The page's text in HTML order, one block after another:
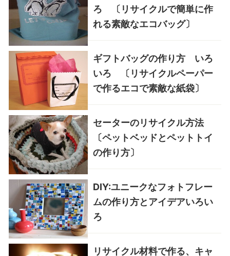
ろ 〔リサイクルで簡単に作
れる素敵なエコバッグ〕
ギフトバッグの作り方 いろ
いろ 〔リサイクルペーパー
で作るエコで素敵な紙袋〕
セーターのリサイクル方法
〔ペットベッドとペットトイ
の作り方〕
DIY:ユニークなフォトフレー
ムの作り方とアイデアいろい
ろ
リサイクル材料で作る、キャ